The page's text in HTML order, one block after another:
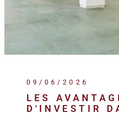
09/06/2026
LES
D'INVESTIR